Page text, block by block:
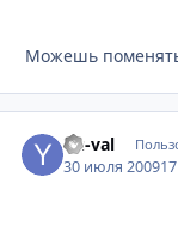
Можешь
Yu-val
30 июля 2009